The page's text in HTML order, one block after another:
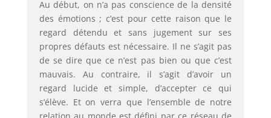
Au début, on n’a pas conscience de la densité
des émotions ; c’est pour cette raison que le
regard détendu et sans jugement sur ses
propres défauts est nécessaire. Il ne s’agit pas
de se dire que ce n’est pas bien ou que c’est
mauvais. Au contraire, il s’agit d’avoir un
regard lucide et simple, d’accepter ce qui
s’élève. Et on verra que l’ensemble de notre